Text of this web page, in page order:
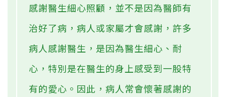
感謝醫生細心照顧，並不是因為醫師有
治好了病，病人或家屬才會感謝，許多
病人感謝醫生，是因為醫生細心、耐
心，特別是在醫生的身上感受到一股特
有的愛心。因此，病人常會懷著感謝的